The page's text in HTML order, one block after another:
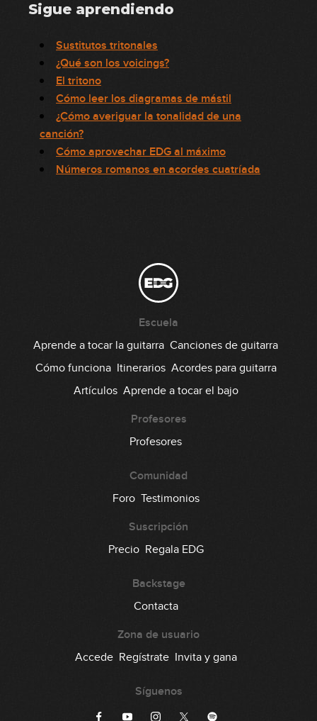
Sigue aprendiendo
Sustitutos tritonales
¿Qué son los voicings?
El tritono
Cómo leer los diagramas de mástil
¿Cómo averiguar la tonalidad de una
canción?
Cómo aprovechar EDG al máximo
Números romanos en acordes cuatríada
Escuela
Aprende a tocar la guitarra Canciones de guitarra
Cómo funciona Itinerarios Acordes para guitarra
Artículos Aprende a tocar el bajo
Profesores
Profesores
Comunidad
Foro Testimonios
Suscripción
Precio Regala EDG
Backstage
Contacta
Zona de usuario
Accede Regístrate Invita y gana
Síguenos